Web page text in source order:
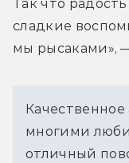
Так что
сладкие
мы рысаками»,
многими
отличный